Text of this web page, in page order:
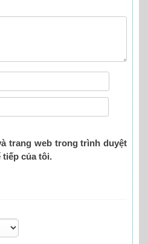
trang web trong trình duyệt
tiếp của tôi.